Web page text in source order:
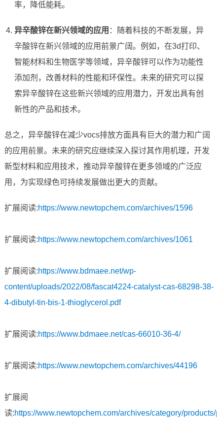
率，降低能耗。
异辛酸锌在新兴领域的应用 ：随着科技的不断发展，异
辛酸锌在新兴领域的应用前景广阔。例如，在3d打印、
智能材料和生物医学等领域，异辛酸锌可以作为功能性
添加剂，改善材料的性能和环保性。未来的研究可以探
索异辛酸锌在这些新兴领域的应用潜力，开发出具有创
新性的产品和技术。
总之，异辛酸锌在减少vocs排放方面具有巨大的潜力和广阔
的应用前景。未来的研究应继续深入探讨其作用机理，开发
新型材料和应用技术，推动异辛酸锌在更多领域的广泛应
用，为实现绿色可持续发展做出更大的贡献。
扩展阅读:https://www.newtopchem.com/archives/1596
扩展阅读:https://www.newtopchem.com/archives/1061
扩展阅读:https://www.bdmaee.net/wp-
content/uploads/2022/08/fascat4224-catalyst-cas-68298-38-
4-dibutyl-tin-bis-1-thioglycerol.pdf
扩展阅读:https://www.bdmaee.net/cas-66010-36-4/
扩展阅读:https://www.newtopchem.com/archives/44196
扩展阅
读:https://www.newtopchem.com/archives/category/products/